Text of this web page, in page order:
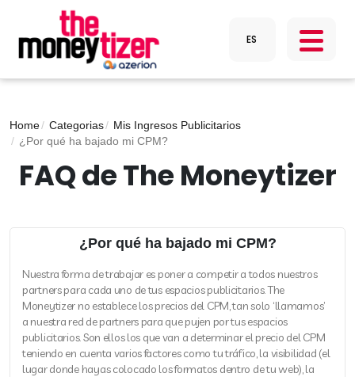
Home Categorias
Mis Ingresos Publicitarios
¿Por qué ha bajado mi CPM?
FAQ de The Moneytizer
¿Por qué ha bajado mi CPM?
Nuestra forma de trabajar es poner a competir a todos nuestros
partners para cada uno de tus espacios publicitarios. The
Moneytizer no establece los precios del CPM, tan solo ‘llamamos’
a nuestra red de partners para que pujen por tus espacios
publicitarios. Son ellos los que van a determinar el precio del CPM
teniendo en cuenta varios factores como tu tráfico, la visibilidad (el
lugar donde hayas colocado los formatos dentro de tu web), la